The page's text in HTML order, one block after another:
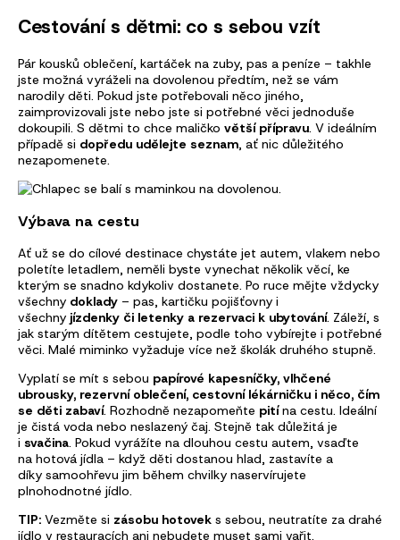
Cestování s dětmi: co s sebou vzít
Pár kousků oblečení, kartáček na zuby, pas a peníze – takhle
jste možná vyráželi na dovolenou předtím, než se vám
narodily děti. Pokud jste potřebovali něco jiného,
zaimprovizovali jste nebo jste si potřebné věci jednoduše
dokoupili. S dětmi to chce maličko větší přípravu . V ideálním
případě si dopředu udělejte seznam , ať nic důležitého
nezapomenete.
Výbava na cestu
Ať už se do cílové destinace chystáte jet autem, vlakem nebo
poletíte letadlem, neměli byste vynechat několik věcí, ke
kterým se snadno kdykoliv dostanete. Po ruce mějte vždycky
všechny doklady – pas, kartičku pojišťovny i
všechny jízdenky či letenky a rezervaci k ubytování. Záleží, s
jak starým dítětem cestujete, podle toho vybírejte i potřebné
věci. Malé miminko vyžaduje více než školák druhého stupně.
Vyplatí se mít s sebou papírové kapesníčky, vlhčené
ubrousky, rezervní oblečení, cestovní lékárničku i něco, čím
se děti zabaví. Rozhodně nezapomeňte pití na cestu. Ideální
je čistá voda nebo neslazený čaj. Stejně tak důležitá je
i svačina. Pokud vyrážíte na dlouhou cestu autem, vsaďte
na hotová jídla – když děti dostanou hlad, zastavíte a
díky samoohřevu jim během chvilky naservírujete
plnohodnotné jídlo.
TIP: Vezměte si zásobu hotovek s sebou, neutratíte za drahé
jídlo v restauracích ani nebudete muset sami vařit.